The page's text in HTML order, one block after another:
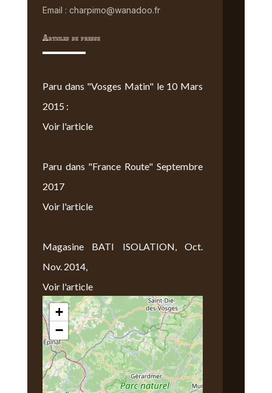
Email : charpimo@wanadoo.fr
Articles de presse
Paru dans "Vosges Matin" le 10 Mars
2015 :
Voir l'article
Paru dans "France Route" Septembre
2017
Voir l'article
Magasine BATI ISOLATION, Oct.
Nov. 2014,
Voir l'article
Nous Trouver
+
−